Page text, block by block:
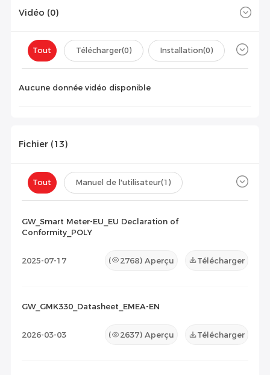
Vidéo (0)
Tout Télécharger(0) Installation(0)
Aucune donnée vidéo disponible
Fichier (13)
Tout Manuel de l'utilisateur(1)
Liste de compatibilité
Document de maintenance(0) Autres(0)
GW_Smart Meter-EU_EU Declaration of
Conformity_POLY
2025-07-17 ( 2768) Aperçu Télécharger
GW_GMK330_Datasheet_EMEA-EN
2026-03-03 ( 2637) Aperçu Télécharger